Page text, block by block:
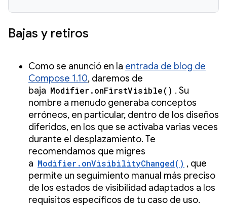
Bajas y retiros
Como se anunció en la entrada de blog de
Compose 1.10, daremos de
baja Modifier.onFirstVisible() . Su
nombre a menudo generaba conceptos
erróneos, en particular, dentro de los diseños
diferidos, en los que se activaba varias veces
durante el desplazamiento. Te
recomendamos que migres
a Modifier.onVisibilityChanged() , que
permite un seguimiento manual más preciso
de los estados de visibilidad adaptados a los
requisitos específicos de tu caso de uso.